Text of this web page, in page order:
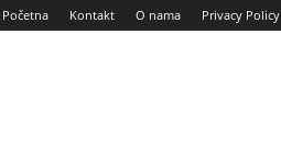
Početna Kontakt O nama Privacy Policy